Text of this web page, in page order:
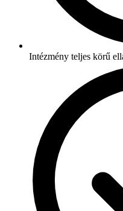
Intézmény teljes körű